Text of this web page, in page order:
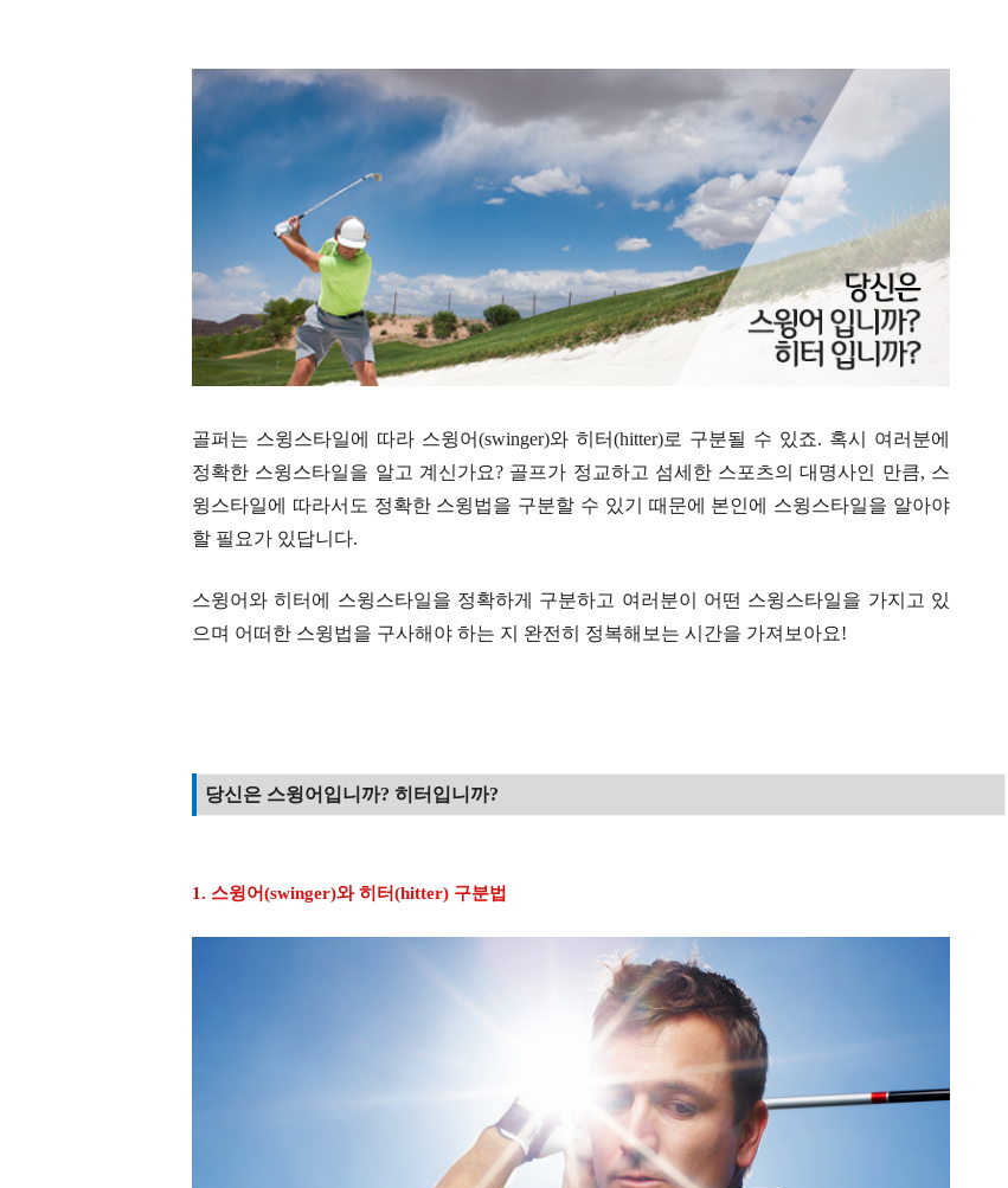
골퍼는 스윙스타일에 따라 스윙어(swinger)와 히터(hitter)로 구분될 수 있죠. 혹시 여러분에
정확한 스윙스타일을 알고 계신가요? 골프가 정교하고 섬세한 스포츠의 대명사인 만큼, 스
윙스타일에 따라서도 정확한 스윙법을 구분할 수 있기 때문에 본인에 스윙스타일을 알아야
할 필요가 있답니다.
스윙어와 히터에 스윙스타일을 정확하게 구분하고 여러분이 어떤 스윙스타일을 가지고 있
으며 어떠한 스윙법을 구사해야 하는 지 완전히 정복해보는 시간을 가져보아요!
당신은 스윙어입니까? 히터입니까?
1. 스윙어(swinger)와 히터(hitter) 구분법